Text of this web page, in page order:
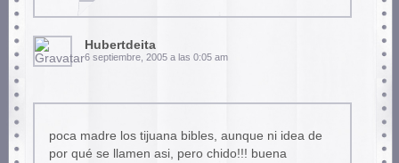
Hubertdeita
6 septiembre, 2005 a las 0:05 am
poca madre los tijuana bibles, aunque ni idea de
por qué se llamen asi, pero chido!!! buena